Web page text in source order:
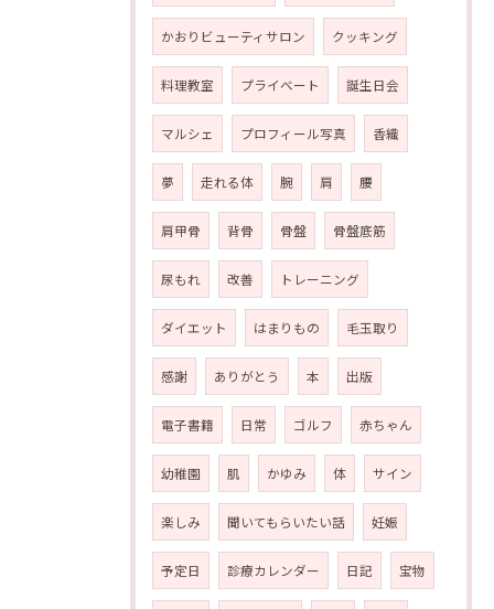
かおりビューティサロン クッキング
料理教室 プライベート 誕生日会
マルシェ プロフィール写真 香織
夢 走れる体 腕 肩 腰
肩甲骨 背骨 骨盤 骨盤底筋
尿もれ 改善 トレーニング
ダイエット はまりもの 毛玉取り
感謝 ありがとう 本 出版
電子書籍 日常 ゴルフ 赤ちゃん
幼稚園 肌 かゆみ 体 サイン
楽しみ 聞いてもらいたい話 妊娠
予定日 診療カレンダー 日記 宝物